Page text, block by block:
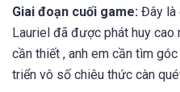
Giai đoạn cuối game: Đây là
Lauriel đã được phát huy
cần thiết , anh em cần tìm
triển vô số chiêu thức càn